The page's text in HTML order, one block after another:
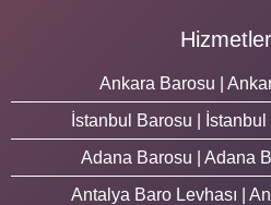
Ankara Barosu |
İstanbul Barosu |
Adana Barosu | Adana
Antalya Baro Levhası |